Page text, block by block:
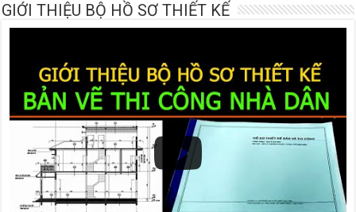
GIỚI THIỆU BỘ HỒ SƠ THIẾT KẾ